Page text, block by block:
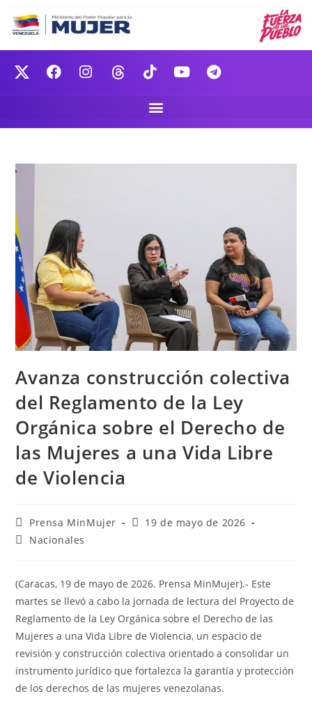
Avanza construcción colectiva
del Reglamento de la Ley
Orgánica sobre el Derecho de
las Mujeres a una Vida Libre
de Violencia
Prensa MinMujer
19 de mayo de 2026
Nacionales
(Caracas, 19 de mayo de 2026. Prensa MinMujer).- Este
martes se llevó a cabo la jornada de lectura del Proyecto de
Reglamento de la Ley Orgánica sobre el Derecho de las
Mujeres a una Vida Libre de Violencia, un espacio de
revisión y construcción colectiva orientado a consolidar un
instrumento jurídico que fortalezca la garantía y protección
de los derechos de las mujeres venezolanas.